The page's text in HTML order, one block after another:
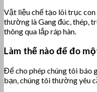
Vật liệu chế tạo lõi trục con
thường là Gang đúc, thép,
thông qua lắp ráp hàn.
Làm thế nào để đo
Để cho phép chúng tôi báo
bạn, chúng tôi thường yêu